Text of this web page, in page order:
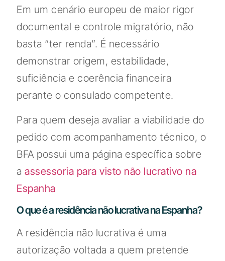
Em um cenário europeu de maior rigor
documental e controle migratório, não
basta “ter renda”. É necessário
demonstrar origem, estabilidade,
suficiência e coerência financeira
perante o consulado competente.
Para quem deseja avaliar a viabilidade do
pedido com acompanhamento técnico, o
BFA possui uma página específica sobre
a assessoria para visto não lucrativo na
Espanha
O que é a residência não lucrativa na Espanha?
A residência não lucrativa é uma
autorização voltada a quem pretende